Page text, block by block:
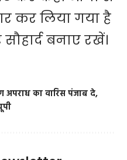
कर लिया गया है
बनाए रखें।
का वारिस पंजाब दे